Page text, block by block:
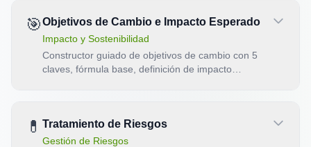
🎯Objetivos de Cambio e Impacto Esperado
Impacto y Sostenibilidad
Constructor guiado de objetivos de cambio con 5
claves, fórmula base, definición de impacto
💊 Tratamiento de Riesgos
Gestión de Riesgos